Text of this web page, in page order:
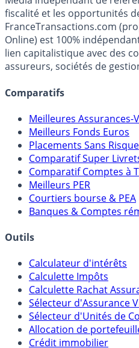
Premier guide épargne de
Média indépendant de
fiscalité et les opportunités
FranceTransactions.com
Online) est 100%
assureurs, sociétés de
Comparatifs
Meilleures Assurances-
Meilleurs Fonds Euros
Placements Sans Risque
Comparatif Super Livrets
Comparatif Comptes à
Meilleurs PER
Banques & Comptes
Outils
Calculateur d'intérêts
Calculette Impôts
Calculette Rachat
Sélecteur d'Assurance
Sélecteur d'Unités de